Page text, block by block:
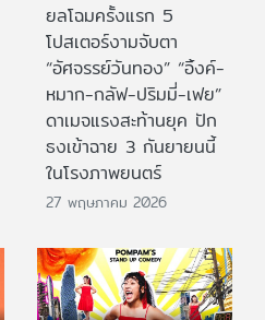
ยลโฉมครั้งแรก 5
โปสเตอร์งามจับตา
“อัศจรรย์วันทอง” “อิ้งค์-
หมาก-กลัฟ-ปริมมี่-เฟย”
ดาเมจแรงสะท้านยุค ปัก
ธงเข้าฉาย 3 กันยายนนี้
ในโรงภาพยนตร์
27 พฤษภาคม 2026